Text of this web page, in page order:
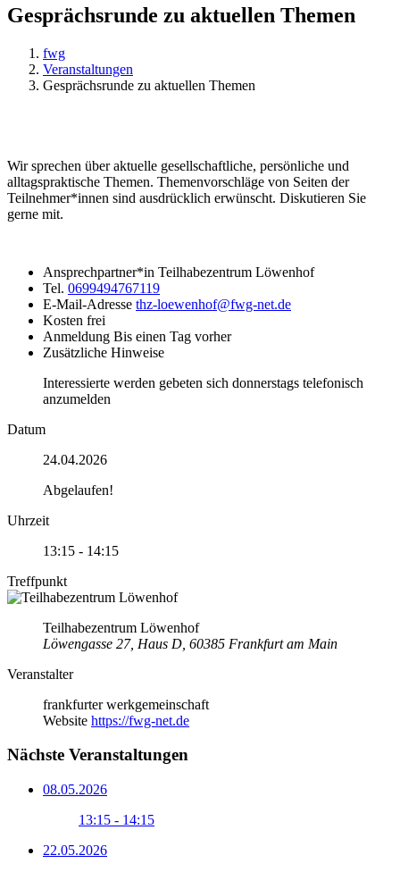
Gesprächsrunde zu aktuellen Themen
fwg
Veranstaltungen
Gesprächsrunde zu aktuellen Themen
Wir sprechen über aktuelle gesellschaftliche, persönliche und
alltagspraktische Themen. Themenvorschläge von Seiten der
Teilnehmer*innen sind ausdrücklich erwünscht. Diskutieren Sie
gerne mit.
Ansprechpartner*in Teilhabezentrum Löwenhof
Tel. 0699494767119
E-Mail-Adresse thz-loewenhof@fwg-net.de
Kosten frei
Anmeldung Bis einen Tag vorher
Zusätzliche Hinweise
Interessierte werden gebeten sich donnerstags telefonisch
anzumelden
Datum
24.04.2026
Abgelaufen!
Uhrzeit
13:15 - 14:15
Treffpunkt
Teilhabezentrum Löwenhof
Löwengasse 27, Haus D, 60385 Frankfurt am Main
Veranstalter
frankfurter werkgemeinschaft
Website https://fwg-net.de
Nächste Veranstaltungen
08.05.2026
13:15 - 14:15
22.05.2026